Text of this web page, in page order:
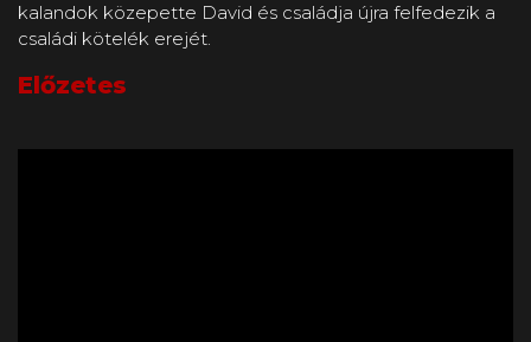
kalandok közepette David és családja újra felfedezik a
családi kötelék erejét.
Előzetes